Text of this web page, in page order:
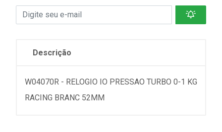
Descrição
W04070R - RELOGIO IO PRESSAO TURBO 0-1 KG
RACING BRANC 52MM